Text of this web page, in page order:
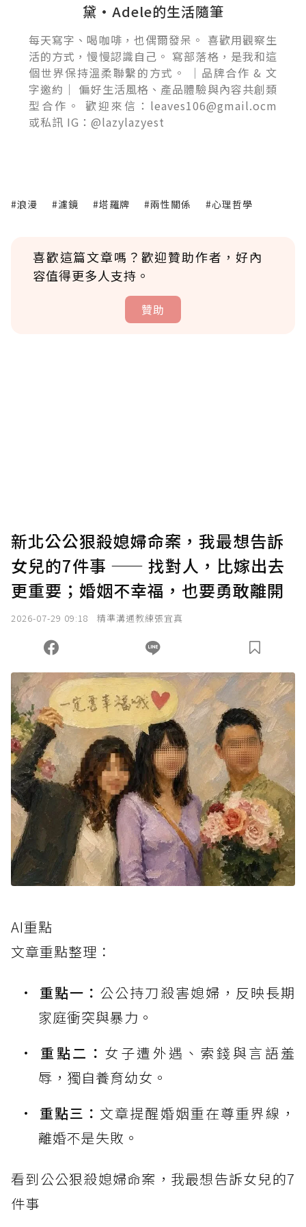
黛•Adele的生活隨筆
每天寫字、喝咖啡，也偶爾發呆。 喜歡用觀察生
活的方式，慢慢認識自己。 寫部落格，是我和這
個世界保持溫柔聯繫的方式。 ｜品牌合作 & 文
字邀約｜ 偏好生活風格、產品體驗與內容共創類
型合作。 歡迎來信：leaves106@gmail.ocm
或私訊 IG：@lazylazyest
#浪漫 #濾鏡 #塔羅牌 #兩性關係 #心理哲學
喜歡這篇文章嗎？歡迎贊助作者，好內
容值得更多人支持。
贊助
確認送出
您當前剩餘 U 利點數：0點；前往 購買點數
新北公公狠殺媳婦命案，我最想告訴
女兒的7件事 —— 找對人，比嫁出去
更重要；婚姻不幸福，也要勇敢離開
2026-07-29 09:18 精準溝通教練張宜真
AI重點
文章重點整理：
重點一： 公公持刀殺害媳婦，反映長期
家庭衝突與暴力。
重點二： 女子遭外遇、索錢與言語羞
辱，獨自養育幼女。
重點三： 文章提醒婚姻重在尊重界線，
離婚不是失敗。
看到公公狠殺媳婦命案，我最想告訴女兒的7
件事